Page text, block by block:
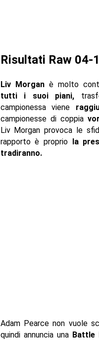
Risultati Raw 04-
Liv Morgan è molto
tutti i suoi piani,
campionessa viene
campionesse di coppia
Liv Morgan provoca le
rapporto è proprio la
tradiranno.
Adam Pearce non vuole
quindi annuncia una Battle